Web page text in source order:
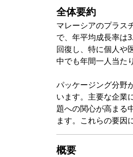
全体要約
マレーシアのプラス
で、年平均成長率は
回復し、特に個人や
中でも年間一人当た
パッケージング分野
います。主要な企業
題への関心が高まる
ます。これらの要因
概要